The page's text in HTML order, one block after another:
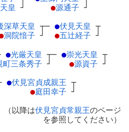
皇 ┘
●源通子 ┘
深草天皇 ┬
洞院愔子 ┘
─ ●伏見天皇 ┬
●五辻経子 ┘
●光厳天皇 ┬
町三条秀子 ┘
─ ●崇光天皇 ┬
●源資子 ┘
●伏見宮貞成親王 ┬
●庭田幸子 ┘
以降は伏見宮貞常親王のページ
を参照してください）